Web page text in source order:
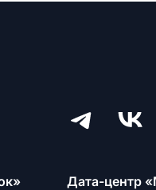
Дата-центр